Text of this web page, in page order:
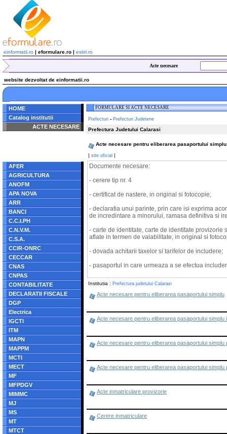
einformatii.ro | eformulare.ro | estiri.ro
Acte necesare
website dezvoltat de einformatii.ro
HOME
Catalog institutii
ACTE NECESARE
/home/eformulare.ro/public_html/navigare/stanga.php
AFER
AGRICULTURA
ANOFM
APA NOVA
ARR
BANCI
C.C.I.PH
C.N.V.M.
C.S.A.
CCIR-ONRC
CECCAR
CNAS
CNPAS
CONTABILITATE
DECLARATII FISCALE
DGP
Electrica
IGCTI
ITM
MAPN
MAPPM
MCTI
MECT
MF
MFPDGV
MIMMC
MJ
MS
MT
MTCT
FORMULARE SI ACTE NECESARE
Prefecturi - Prefecturi Judetene
Prefectura Judetului Calarasi
Acte necesare pentru eliberarea pasaportului
| site oficial |
Documente necesare:
- cerere tip nr. 4
- certificat de nastere, in original si fotocopie;
- declaratia unui parinte, prin care isi exprima
de incredintare a minorului, ramasa definitiva si
- carte de identitate, carte de identitate
aflate in termen de valabilitate, in original si
- dovada achitarii taxelor si tarifelor de includere;
- pasaportul in care urmeaza a se efectua
Institutia : Prefectura judetului Calarasi
Acte necesare pentru eliberarea pasaportului simplu
Acte necesare pentru eliberarea pasaportului
Acte necesare pentru eliberarea pasaportului
Acte necesare pentru eliberarea pasaportului
Acte inmatriculare provizorie
Cerere inmatriculare